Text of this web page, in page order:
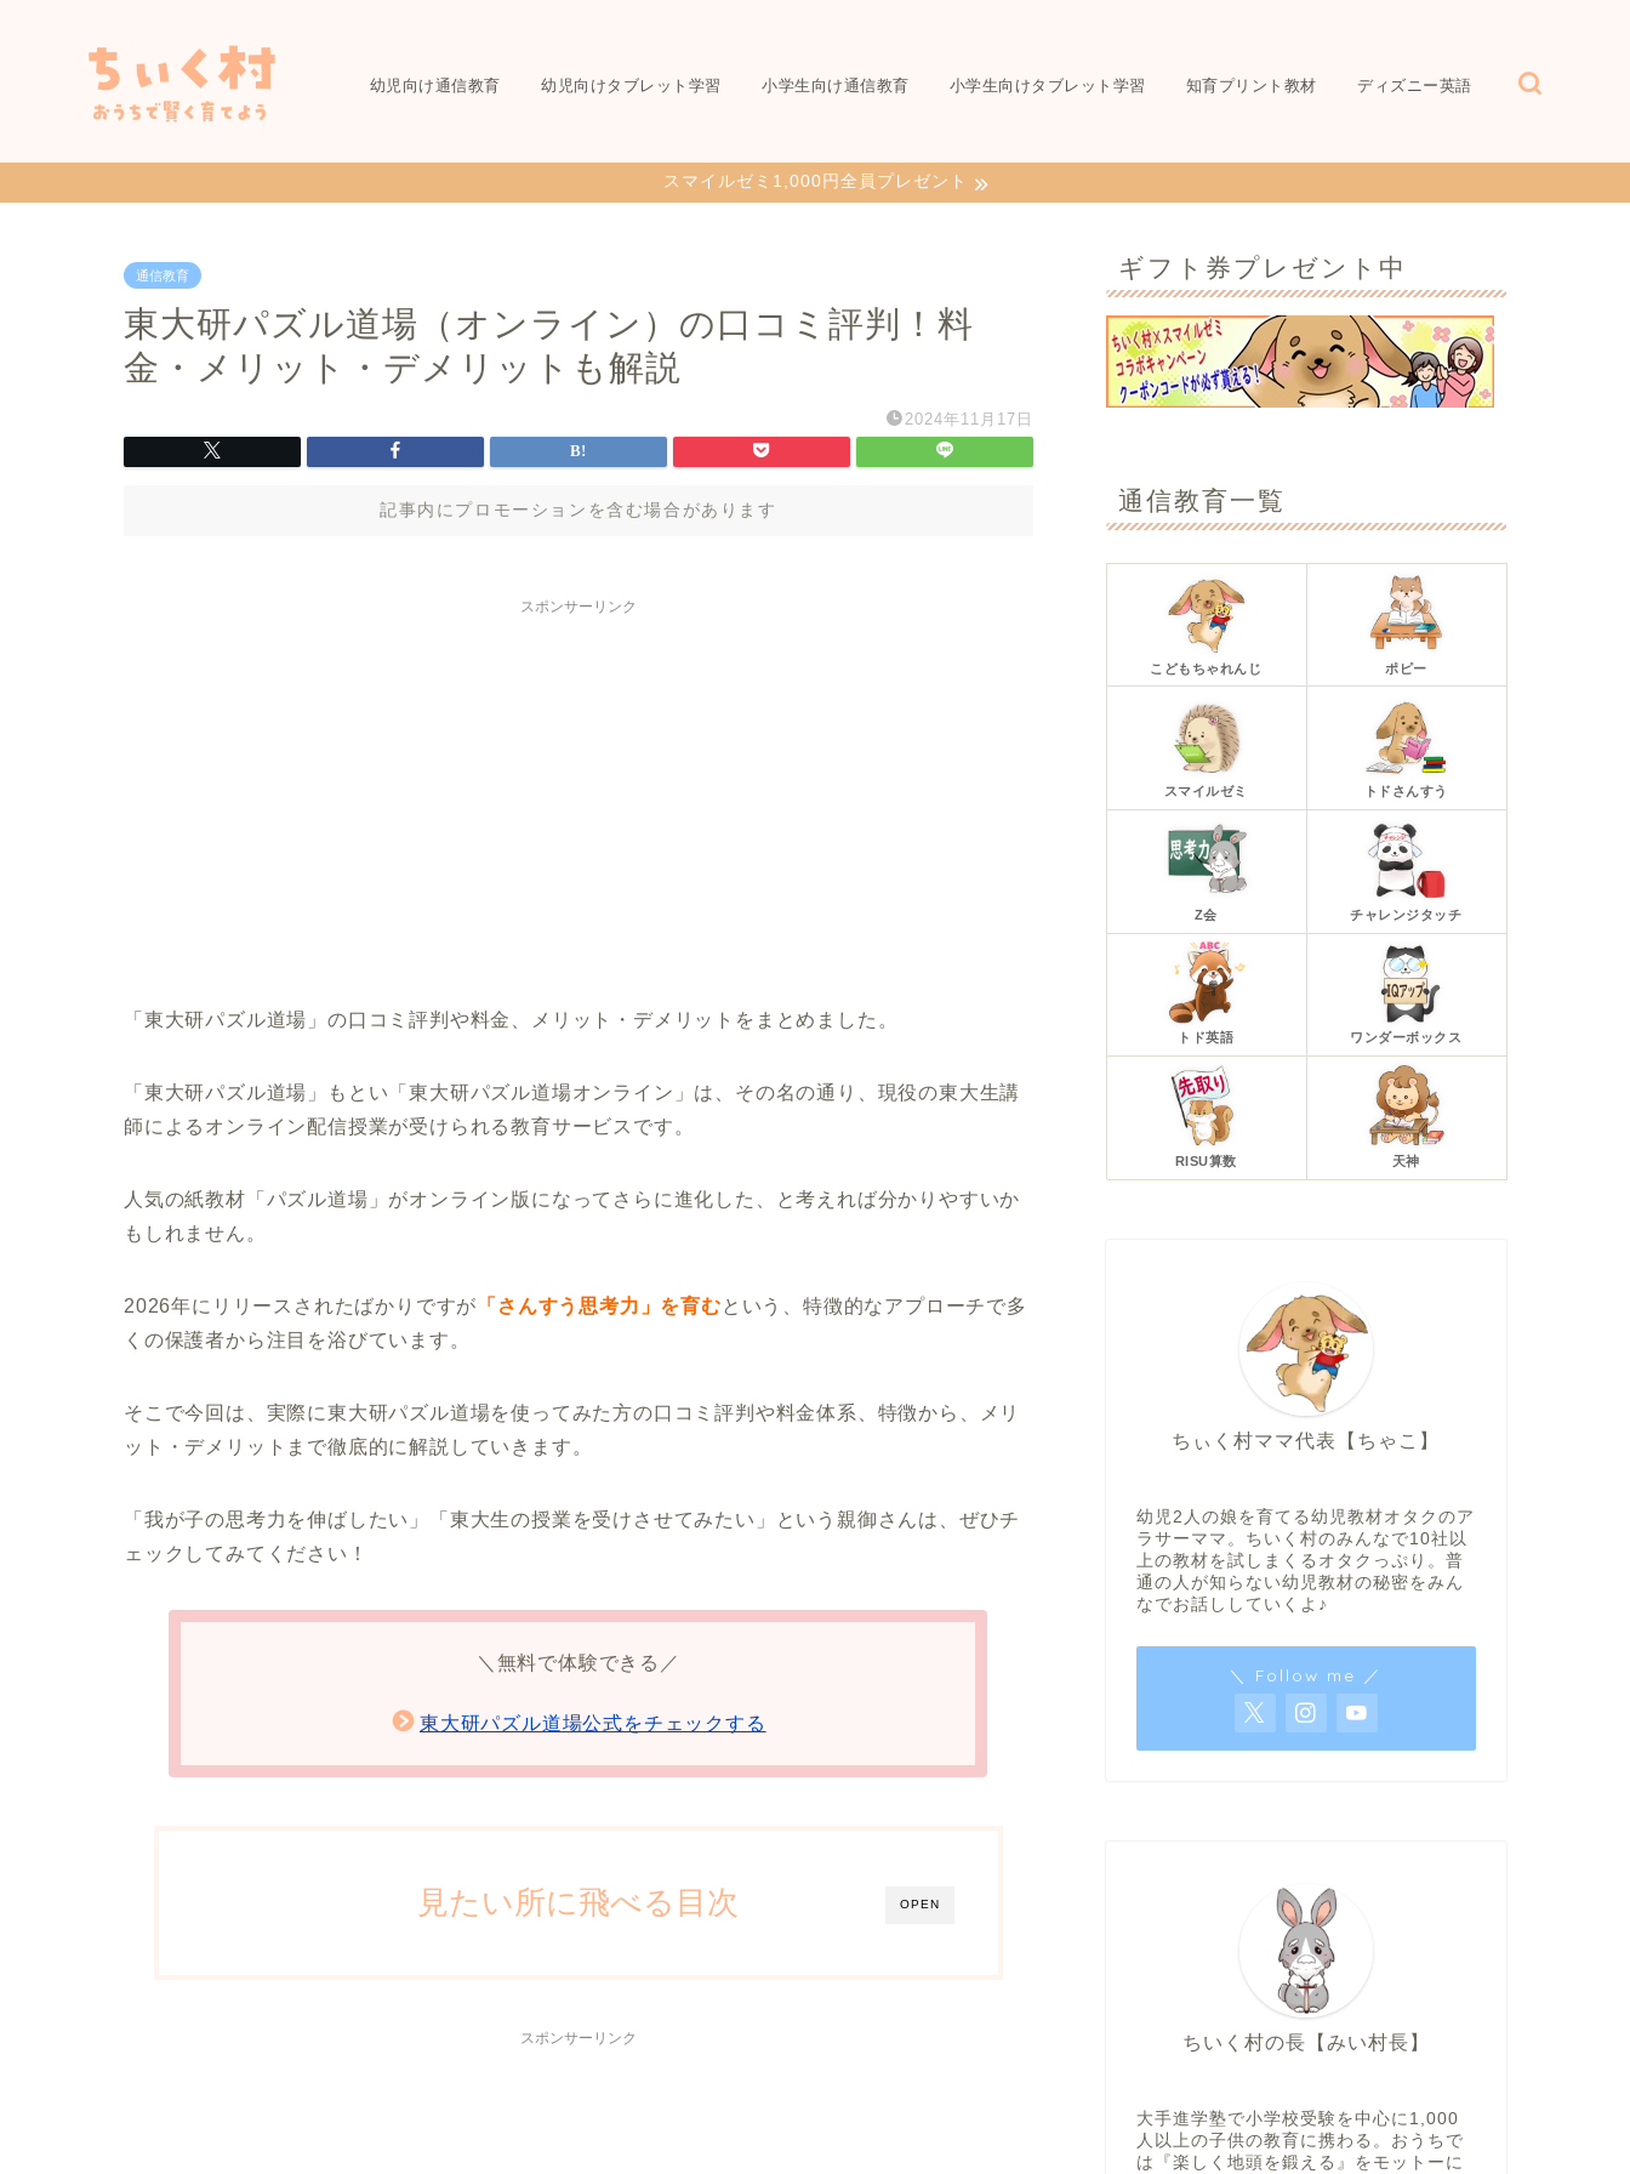
幼児向け通信教育 幼児向けタブレット学習 小学生向け通信教育 小学生向けタブレット学習 知育プリント教材 ディズニー英語
スマイルゼミ1,000円全員プレゼント
通信教育
東大研パズル道場（オンライン）の口コミ評判！料
金・メリット・デメリットも解説
2024年11月17日
記事内にプロモーションを含む場合があります
スポンサーリンク
「東大研パズル道場」の口コミ評判や料金、メリット・デメリットをまとめました。
「東大研パズル道場」もとい「東大研パズル道場オンライン」は、その名の通り、現役の東大生講
師によるオンライン配信授業が受けられる教育サービスです。
人気の紙教材「パズル道場」がオンライン版になってさらに進化した、と考えれば分かりやすいか
もしれません。
2026年にリリースされたばかりですが 「さんすう思考力」を育むという、特徴的なアプローチで多
くの保護者から注目を浴びています。
そこで今回は、実際に東大研パズル道場を使ってみた方の口コミ評判や料金体系、特徴から、メリ
ット・デメリットまで徹底的に解説していきます。
「我が子の思考力を伸ばしたい」「東大生の授業を受けさせてみたい」という親御さんは、ぜひチ
ェックしてみてください！
＼無料で体験できる／
東大研パズル道場公式をチェックする
OPEN
見たい所に飛べる目次
スポンサーリンク
ギフト券プレゼント中
通信教育一覧
こどもちゃれんじ ポピー
スマイルゼミ トドさんすう
Z会 チャレンジタッチ
トド英語 ワンダーボックス
RISU算数 天神
ちぃく村ママ代表【ちゃこ】
幼児2人の娘を育てる幼児教材オタクのア
ラサーママ。ちいく村のみんなで10社以
上の教材を試しまくるオタクっぷり。普
通の人が知らない幼児教材の秘密をみん
なでお話ししていくよ♪
＼ Follow me ／
ちいく村の長【みい村長】
大手進学塾で小学校受験を中心に1,000
人以上の子供の教育に携わる。おうちで
は『楽しく地頭を鍛える』をモットーに